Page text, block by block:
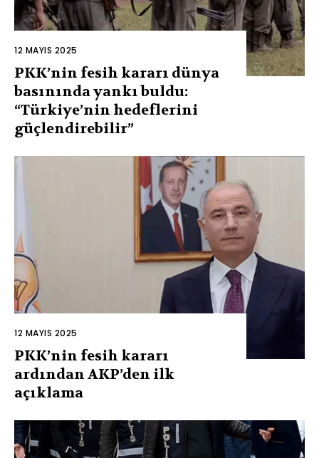
12 MAYIS 2025
PKK’nin fesih kararı dünya
basınında yankı buldu:
“Türkiye’nin hedeflerini
güçlendirebilir”
12 MAYIS 2025
PKK’nin fesih kararı
ardından AKP’den ilk
açıklama